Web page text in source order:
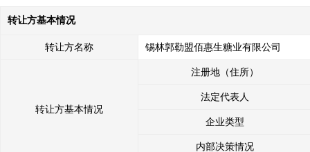
转让方基本情况
转让方名称 锡林郭勒盟佰惠生糖业有限公司
转让方基本情况
注册地（住所）
法定代表人
企业类型
内部决策情况